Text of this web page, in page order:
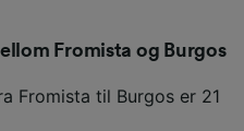
Fromista og Burgos
Fromista til Burgos er 21